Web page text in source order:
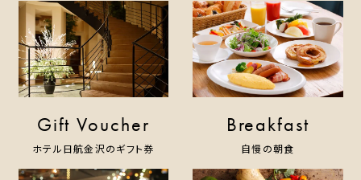
Gift Voucher
ホテル日航金沢のギフト券
Breakfast
自慢の朝食